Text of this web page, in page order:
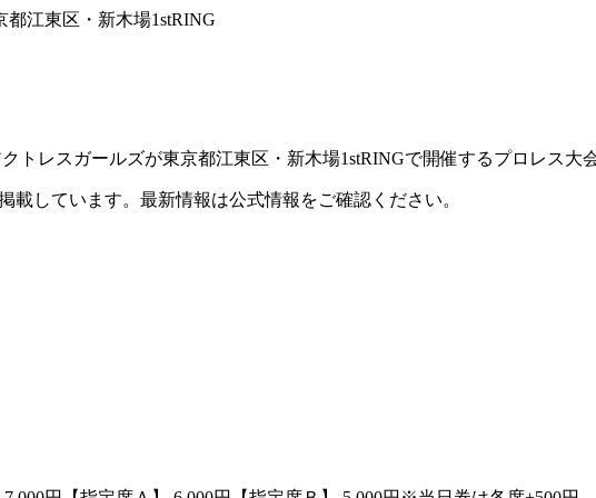
都江東区・新木場1stRING
トレスガールズが東京都江東区・新木場1stRINGで開催するプロレス大
載しています。最新情報は公式情報をご確認ください。